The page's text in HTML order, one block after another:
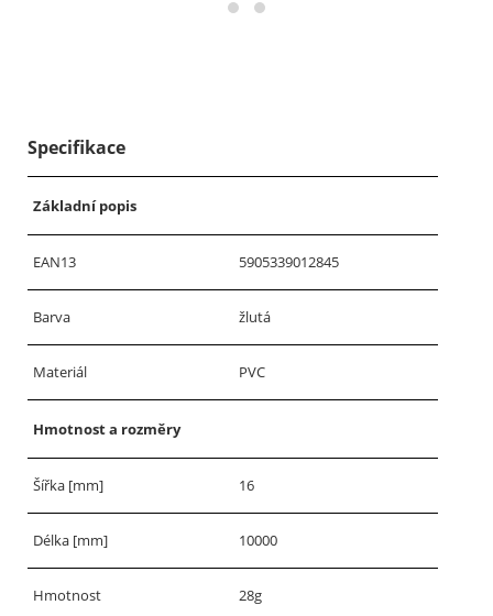
Specifikace
Základní popis
EAN13 5905339012845
Barva žlutá
Materiál PVC
Hmotnost a rozměry
Šířka [mm] 16
Délka [mm] 10000
Hmotnost 28g